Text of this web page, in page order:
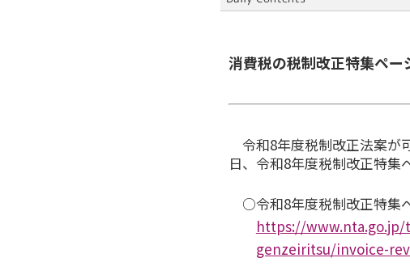
消費税の税制改正特集ペ
令和8年度税制改正法案が
日、令和8年度税制改正特集
○令和8年度税制改正特集
https://
genzeiritsu/invoice-